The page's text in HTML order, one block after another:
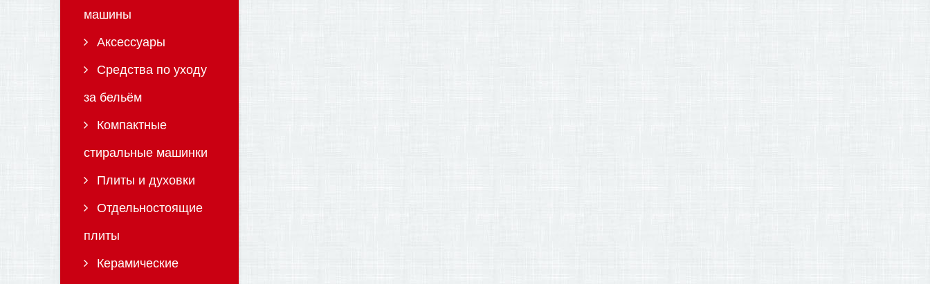
машины
Аксессуары
Средства по уходу
за бельём
Компактные
стиральные машинки
Плиты и духовки
Отдельностоящие
плиты
Керамические